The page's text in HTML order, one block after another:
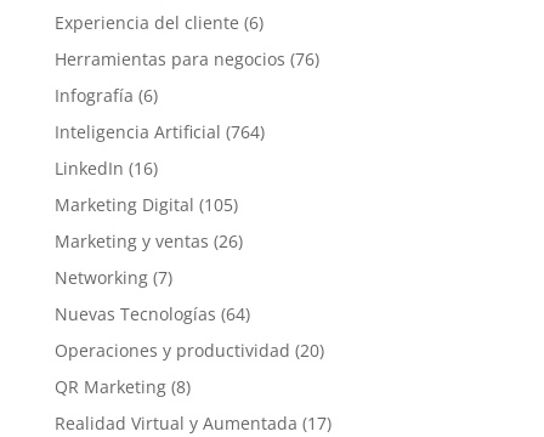
Experiencia del cliente (6)
Herramientas para negocios (76)
Infografía (6)
Inteligencia Artificial (764)
LinkedIn (16)
Marketing Digital (105)
Marketing y ventas (26)
Networking(7)
Nuevas Tecnologías (64)
Operaciones y productividad (20)
QR Marketing(8)
Realidad Virtual y Aumentada (17)